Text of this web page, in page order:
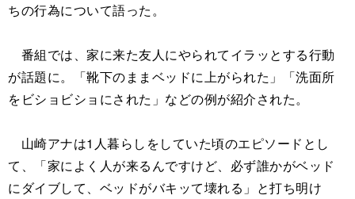
ちの行為について語った。
番組では、家に来た友人にやられてイラッとする行動
が話題に。「靴下のままベッドに上がられた」「洗面所
をビショビショにされた」などの例が紹介された。
山崎アナは1人暮らしをしていた頃のエピソードとし
て、「家によく人が来るんですけど、必ず誰かがベッド
にダイブして、ベッドがバキッて壊れる」と打ち明け